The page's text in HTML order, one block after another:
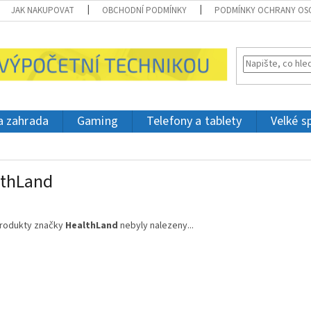
JAK NAKUPOVAT OBCHODNÍ PODMÍNKY PODMÍNKY OCHRANY
zahrada Gaming Telefony a tablety Velké
značky HealthLand nebyly nalezeny...